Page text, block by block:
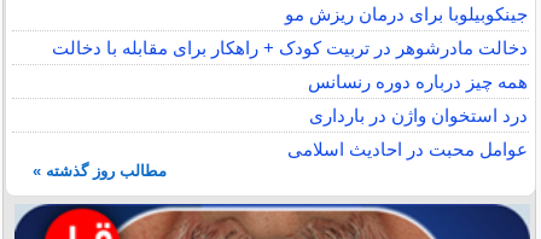
جینکوبیلوبا برای درمان ریزش مو
دخالت مادرشوهر در تربیت کودک + راهکار برای مقابله با دخالت
همه چیز درباره دوره رنسانس
درد استخوان واژن در بارداری
عوامل محبت در احادیث اسلامى
مطالب روز گذشته »